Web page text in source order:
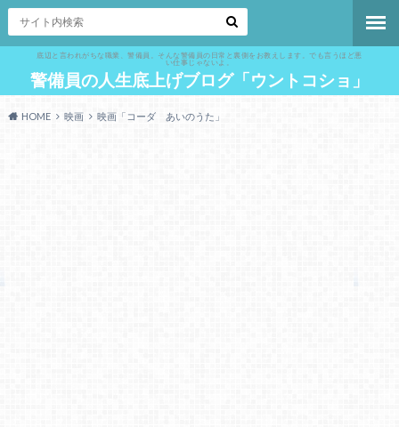
底辺と言われがちな職業、警備員。そんな警備員の日常と裏側をお教えします。でも言うほど悪
い仕事じゃないよ。
警備員の人生底上げブログ「ウントコショ」
HOME 映画 映画「コーダ あいのうた」